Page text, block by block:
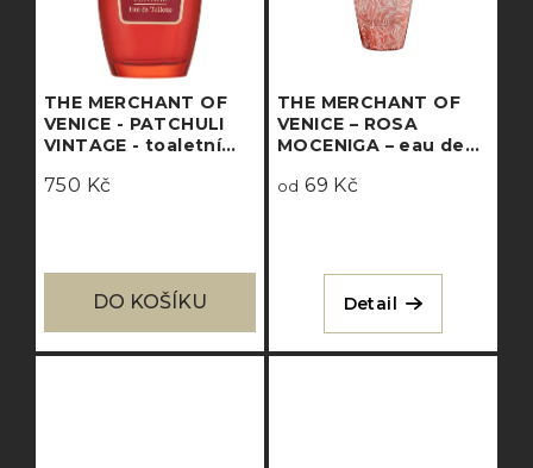
THE MERCHANT OF
VENICE - PATCHULI
VINTAGE - toaletní
750 Kč
DO KOŠÍKU
THE MERCHANT OF
VENICE – ROSA
MOCENIGA – eau de
od 69 Kč
Detail